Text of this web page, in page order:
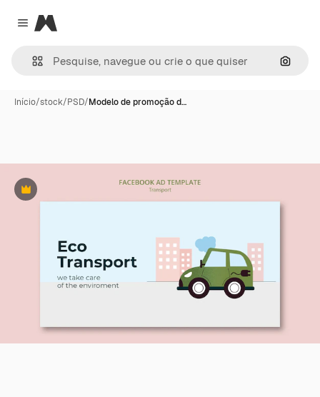
Close menu
Magnific
Início/stock/PSD/Modelo de promoção d…
Premium